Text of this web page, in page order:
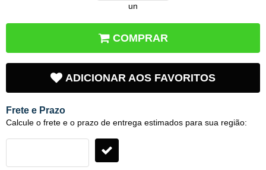
un
COMPRAR
ADICIONAR AOS FAVORITOS
Frete e Prazo
Calcule o frete e o prazo de entrega estimados para sua região: